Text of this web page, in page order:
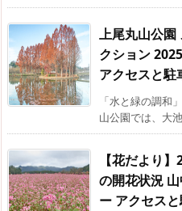
上尾丸山公園
クション
アクセスと駐
「水と緑の調和
山公園では、大
【花だより
の開花状況
ー アクセス